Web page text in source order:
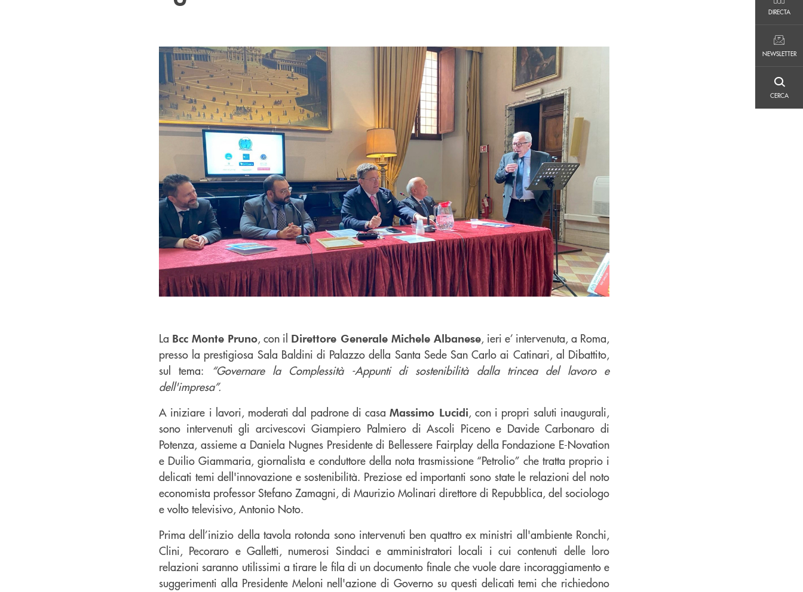
DIRECTA
NEWSLETTER
CERCA
La Bcc Monte Pruno, con il Direttore Generale Michele Albanese, ieri e’ intervenuta, a Roma,
presso la prestigiosa Sala Baldini di Palazzo della Santa Sede San Carlo ai Catinari, al Dibattito,
sul tema:
“Governare la Complessità -Appunti di sostenibilità dalla trincea del lavoro e
dell'impresa”.
A iniziare i lavori, moderati dal padrone di casaMassimo Lucidi, con i propri saluti inaugurali,
sono intervenuti gli arcivescovi Giampiero Palmiero di Ascoli Piceno e Davide Carbonaro di
Potenza, assieme a Daniela Nugnes Presidente di Bellessere Fairplay della Fondazione E-Novation
e Duilio Giammaria, giornalista e conduttore della nota trasmissione “Petrolio” che tratta proprio i
delicati temi dell'innovazione e sostenibilità. Preziose ed importanti sono state le relazioni del noto
economista professor Stefano Zamagni, di Maurizio Molinari direttore di Repubblica, del sociologo
e volto televisivo, Antonio Noto.
Prima dell’inizio della tavola rotonda sono intervenuti ben quattro ex ministri all'ambiente Ronchi,
Clini, Pecoraro e Galletti, numerosi Sindaci e amministratori locali i cui contenuti delle loro
relazioni saranno utilissimi a tirare le fila di un documento finale che vuole dare incoraggiamento e
suggerimenti alla Presidente Meloni nell'azione di Governo su questi delicati temi che richiedono